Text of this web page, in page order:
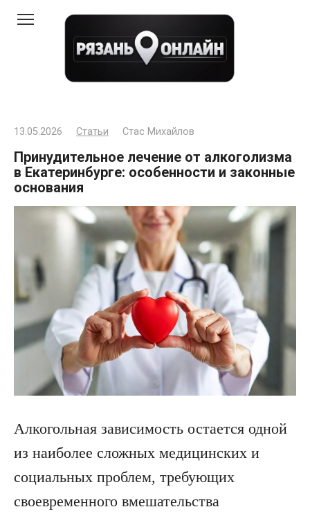
13.05.2026 Статьи Стас Михайлов
Принудительное лечение от алкоголизма
в Екатеринбурге: особенности и законные
основания
Алкогольная зависимость остается одной
из наиболее сложных медицинских и
социальных проблем, требующих
своевременного вмешательства